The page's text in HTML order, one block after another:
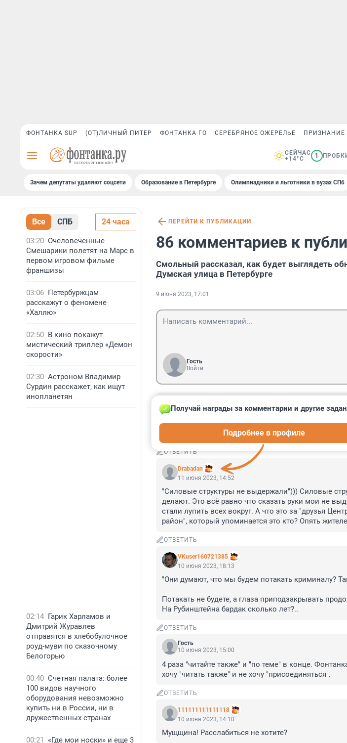
ФОНТАНКА SUP (ОТ)ЛИЧНЫЙ ПИТЕР ФОНТАНКА ГО СЕРЕБРЯНОЕ ОЖЕРЕЛЬЕ ПРИЗНАНИЕ
СЕЙЧАС
+14°C
1
Зачем депутаты удаляют соцсети Образование в Петербурге Олимпиадники и льготники в вузах СПб
Все СПБ 24 часа
03:20 Очеловеченные
Смешарики полетят на Марс в
первом игровом фильме
франшизы
03:06 Петербуржцам
расскажут о феномене
«Халлю»
02:50 В кино покажут
мистический триллер «Демон
скорости»
02:30 Астроном Владимир
Сурдин расскажет, как ищут
инопланетян
02:14 Гарик Харламов и
Дмитрий Журавлев
отправятся в хлебобулочное
роуд-муви по сказочному
Белогорью
00:40 Счетная палата: более
100 видов научного
оборудования невозможно
купить ни в России, ни в
дружественных странах
00:21
«Где мои носки» и еще 3
ПЕРЕЙТИ К ПУБЛИКАЦИИ
86 комментариев к
Смольный рассказал, как будет выглядеть
Думская улица в Петербурге
9 июня 2023, 17:01
Гость
Войти
11 июня 2023, 18:19
То есть 4 года Беглов не видел безобразия,
зарабатывать на нелегальном пойле, а сейчас
ОТВЕТИТЬ
Drabadan
Получай награды за комментарии и другие
Подробнее в профиле
11 июня 2023, 14:52
"Силовые структуры не выдержали"))) Силовые
делают. Это всё равно что сказать руки мои не
стали лупить всех вокруг. А что это за "друзья
район", который упоминается это кто? Опять
ОТВЕТИТЬ
VKuser160721385
10 июня 2023, 18:13
"Они думают, что мы будем потакать криминалу?
Потакать не будете, а глаза приподзакрывать
На Рубинштейна бардак сколько лет?..
ОТВЕТИТЬ
Гость
10 июня 2023, 15:00
4 раза "читайте также" и "по теме" в конце.
хочу "читать также" и не хочу "присоединяться".
ОТВЕТИТЬ
111111111111118
10 июня 2023, 14:10
Мущщина! Расслабиться не хотите?